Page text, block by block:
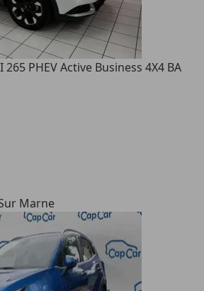
265 PHEV Active Business 4X4 BA
Marne